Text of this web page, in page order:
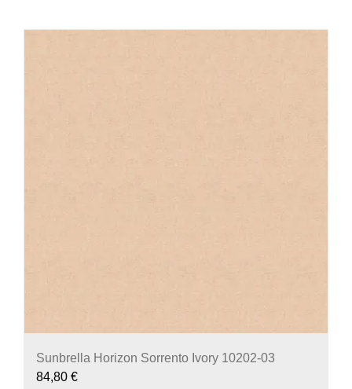
Sunbrella Horizon Sorrento Ivory 10202-03
84,80 €